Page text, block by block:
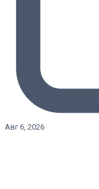
Авг 6, 2026